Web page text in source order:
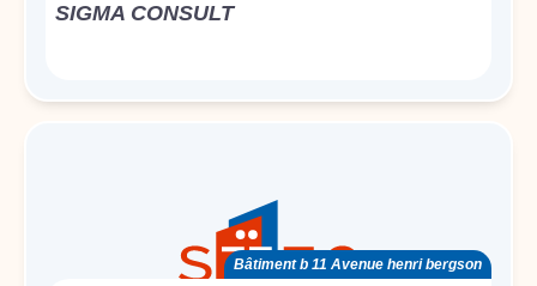
SIGMA CONSULT
Bâtiment b 11 Avenue henri bergson